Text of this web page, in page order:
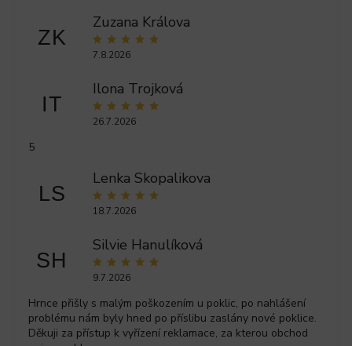
ZK
Zuzana Králova
7.8.2026
IT
Ilona Trojková
26.7.2026
5
LS
Lenka Skopalikova
18.7.2026
SH
Silvie Hanulíková
9.7.2026
Hrnce přišly s malým poškozením u poklic, po nahlášení
problému nám byly hned po příslibu zaslány nové poklice.
Děkuji za přístup k vyřízení reklamace, za kterou obchod